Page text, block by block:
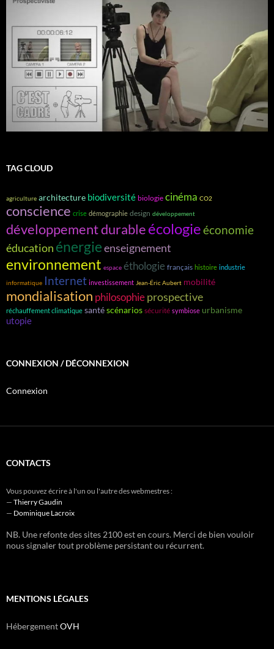
TAG CLOUD
agriculture architecture biodiversité biologie cinéma CO2
conscience crise démographie design développement
développement durableécologieéconomie
éducation énergieenseignement
environnement espace éthologie français histoire industrie
informatique Internet investissement Jean-Éric Aubert mobilité
mondialisation philosophieprospective
réchauffement climatique santéscénarios sécurité symbiose urbanisme
utopie
CONNEXION / DÉCONNEXION
Connexion
CONTACTS
Vous pouvez écrire à l'un ou l'autre des webmestres :
— Thierry Gaudin
— Dominique Lacroix
NB. Une refonte des sites 2100 est en cours. Merci de bien vouloir
nous signaler tout problème persistant ou récurrent.
MENTIONS LÉGALES
HébergementOVH